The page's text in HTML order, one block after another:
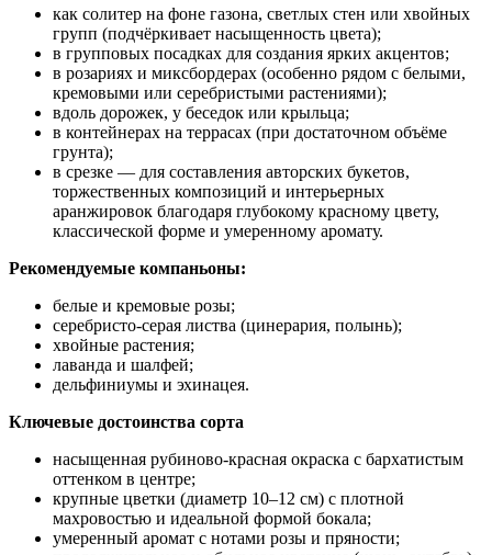
как солитер на фоне газона, светлых стен или хвойных
групп (подчёркивает насыщенность цвета);
в групповых посадках для создания ярких акцентов;
в розариях и миксбордерах (особенно рядом с белыми,
кремовыми или серебристыми растениями);
вдоль дорожек, у беседок или крыльца;
в контейнерах на террасах (при достаточном объёме
грунта);
в срезке — для составления авторских букетов,
торжественных композиций и интерьерных
аранжировок благодаря глубокому красному цвету,
классической форме и умеренному аромату.
Рекомендуемые компаньоны:
белые и кремовые розы;
серебристо‑серая листва (цинерария, полынь);
хвойные растения;
лаванда и шалфей;
дельфиниумы и эхинацея.
Ключевые достоинства сорта
насыщенная рубиново‑красная окраска с бархатистым
оттенком в центре;
крупные цветки (диаметр 10–12 см) с плотной
махровостью и идеальной формой бокала;
умеренный аромат с нотами розы и пряности;